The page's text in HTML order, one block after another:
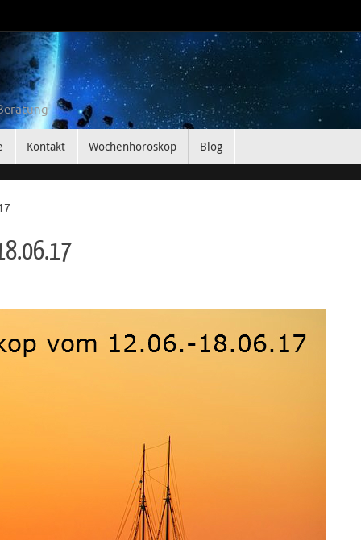
Kontakt Wochenhoroskop Blog